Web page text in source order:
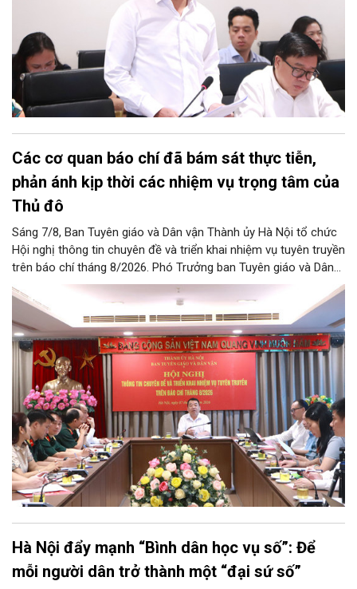
Các cơ quan báo chí đã bám sát thực tiễn,
phản ánh kịp thời các nhiệm vụ trọng tâm của
Thủ đô
Sáng 7/8, Ban Tuyên giáo và Dân vận Thành ủy Hà Nội tổ chức
Hội nghị thông tin chuyên đề và triển khai nhiệm vụ tuyên truyền
trên báo chí tháng 8/2026. Phó Trưởng ban Tuyên giáo và Dân
vận Thành ủy Đào Xuân Dũng chủ trì hội nghị.
Hà Nội đẩy mạnh “Bình dân học vụ số”: Để
mỗi người dân trở thành một “đại sứ số”